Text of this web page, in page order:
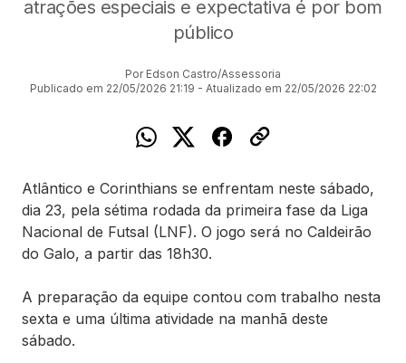
atrações especiais e expectativa é por bom
público
Por Edson Castro/Assessoria
Publicado em 22/05/2026 21:19 - Atualizado em 22/05/2026 22:02
Atlântico e Corinthians se enfrentam neste sábado,
dia 23, pela sétima rodada da primeira fase da Liga
Nacional de Futsal (LNF). O jogo será no Caldeirão
do Galo, a partir das 18h30.
A preparação da equipe contou com trabalho nesta
sexta e uma última atividade na manhã deste
sábado.